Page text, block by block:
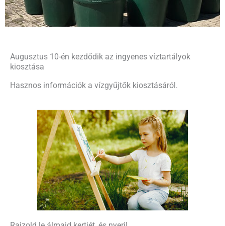
Augusztus 10-én kezdődik az ingyenes víztartályok
kiosztása
Hasznos információk a vízgyűjtők kiosztásáról.